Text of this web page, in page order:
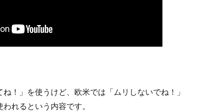
！」を使うけど、欧米では「ムリしないでね！」
れるという内容です。